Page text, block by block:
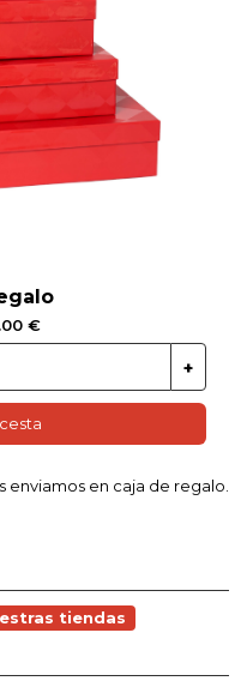
€
enviamos en caja de regalo.
tiendas